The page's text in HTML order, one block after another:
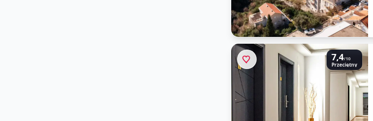
7,4/10
Przeciętny